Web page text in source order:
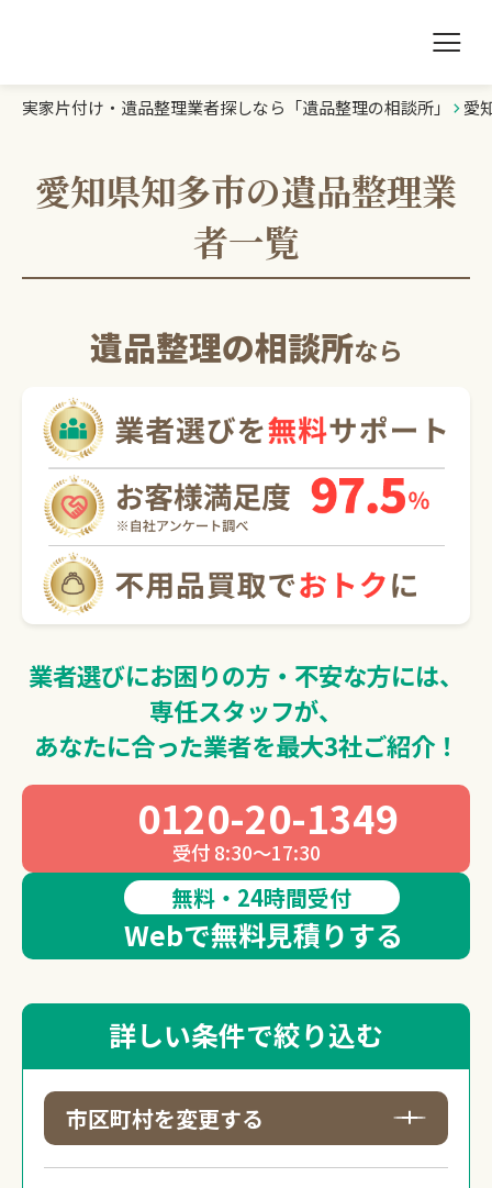
0120-20-1349
無料・24時間受付
Webで無料見積りする
遺品整理の相談所TOP
業者を探す
お急ぎの方はこちら
実家片付け・遺品整理業者探しなら「遺品整理の相談所」 愛
愛知県知多市の遺品整理業
者一覧
遺品整理の相談所なら
業者選びにお困りの方・不安な方には、
専任スタッフが、
あなたに合った業者を最大3社ご紹介！
0120-20-1349
受付 8:30～17:30
無料・24時間受付
Webで無料見積りする
詳しい条件で絞り込む
市区町村を変更する